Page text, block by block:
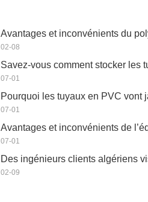
02-08
07-01
07-01
07-01
02-09